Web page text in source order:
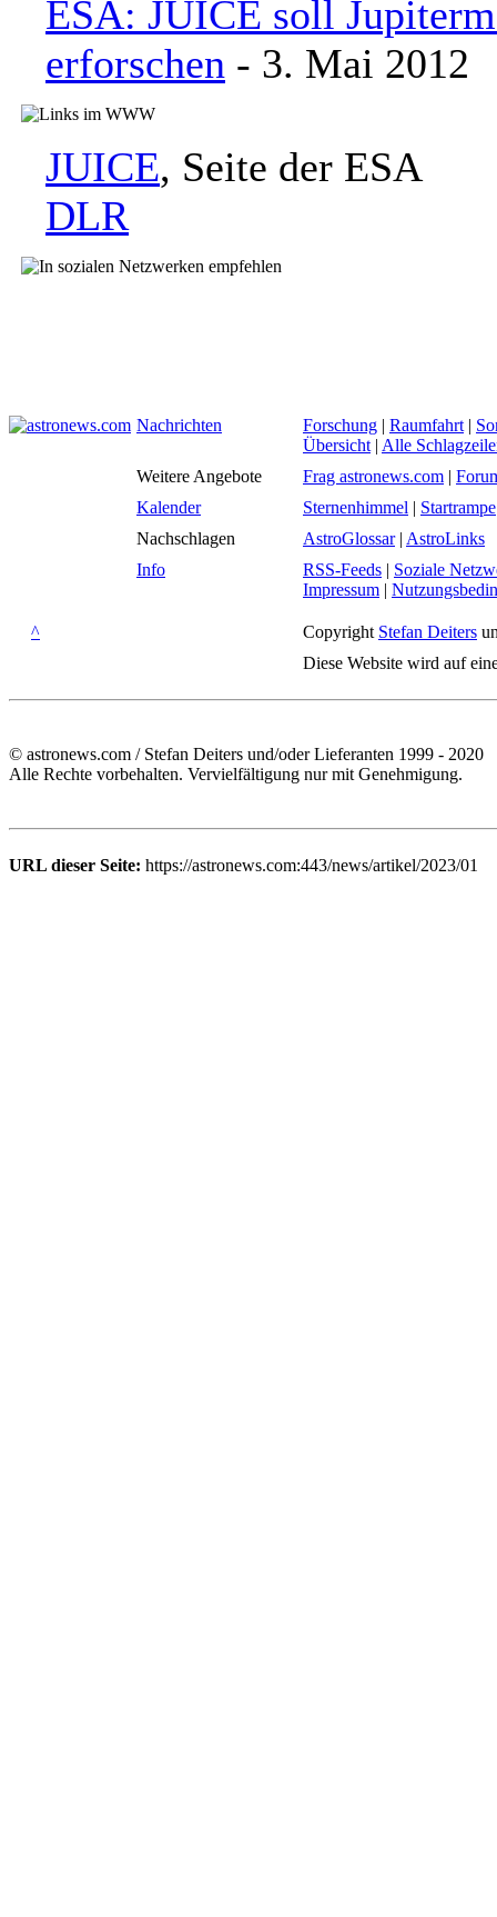
ESA: JUICE soll
erforschen - 3. Mai 2012
JUICE, Seite der ESA
DLR
Nachrichten Forschung | Raumfahrt |
Übersicht | Alle
Weitere Angebote
Frag astronews.com |
Kalender
Sternenhimmel | Startrampe
Nachschlagen
AstroGlossar| AstroLinks
Info
RSS-Feeds | Soziale
Impressum |
^ Copyright Stefan Deiters
Diese Website wird auf
© astronews.com / Stefan Deiters und/oder Lieferanten 1999 - 2020
Alle Rechte vorbehalten. Vervielfältigung nur mit Genehmigung.
URL dieser Seite: https://astronews.com:443/news/artikel/2023/01